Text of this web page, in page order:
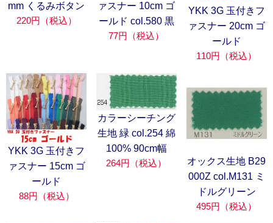
mm くるみボタン
220円（税込）
ァスナー 10cm ゴ
ールド col.580 黒
77円（税込）
YKK 3G 玉付きフ
ァスナー 20cm ゴ
ールド
110円（税込）
YKK 3G 玉付きフ
ァスナー 15cm ゴ
ールド
88円（税込）
カラーシーチング
生地 緑 col.254 綿
100% 90cm幅
264円（税込）
オックス生地 B29
000Z col.M131 ミ
ドルグリーン
495円（税込）